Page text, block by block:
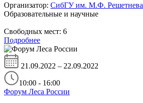
Организатор: СибГУ им. М.Ф. Решетнева
Образовательные и научные
Свободных мест: 6
Подробнее
21.09.2022 – 22.09.2022
10:00 - 16:00
Форум Леса России